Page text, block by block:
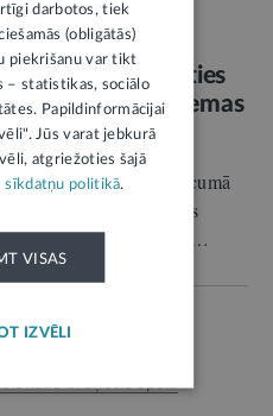
bruņotie spēki
aicina pieteikties
ziemas
Latvijas pilsoņus vecumā
ieguldījumu Latvijas
rezervistu militārās…
bruņotie spēki
darbotos, tiek
(obligātās)
piekrišanu var tikt
– statistikas, sociālo
Papildinformācijai
Jūs varat jebkurā
atgriežoties šajā
sīkdatņu politikā.
VISAS
IZVĒLI